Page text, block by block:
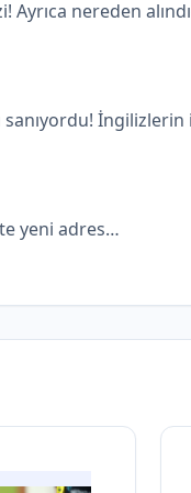
nereden
İngilizlerin
yeni adres…